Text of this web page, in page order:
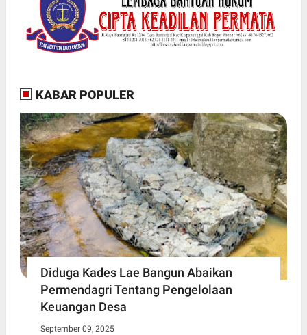
KABAR POPULER
Diduga Kades Lae Bangun Abaikan
Permendagri Tentang Pengelolaan
Keuangan Desa
September 09, 2025